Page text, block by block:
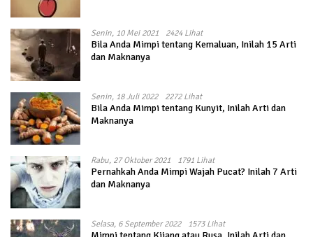
Senin, 10 Mei 2021 2424 Lihat
Bila Anda Mimpi tentang Kemaluan, Inilah 15 Arti
dan Maknanya
Senin, 18 Juli 2022 2272 Lihat
Bila Anda Mimpi tentang Kunyit, Inilah Arti dan
Maknanya
Rabu, 27 Oktober 2021 1791 Lihat
Pernahkah Anda Mimpi Wajah Pucat? Inilah 7 Arti
dan Maknanya
Selasa, 6 September 2022 1573 Lihat